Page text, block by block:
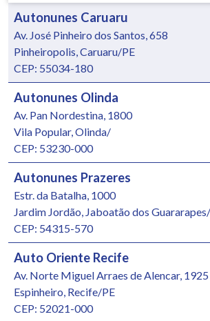
Autonunes Caruaru
Av. José Pinheiro dos Santos, 658
Pinheiropolis, Caruaru/PE
CEP: 55034-180
Autonunes Olinda
Av. Pan Nordestina, 1800
Vila Popular, Olinda/
CEP: 53230-000
Autonunes Prazeres
Estr. da Batalha, 1000
Jardim Jordão, Jaboatão dos
CEP: 54315-570
Auto Oriente Recife
Av. Norte Miguel Arraes de Alencar, 1925
Espinheiro, Recife/PE
CEP: 52021-000